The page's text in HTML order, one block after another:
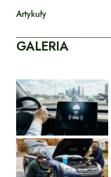
Artykuły
GALERIA